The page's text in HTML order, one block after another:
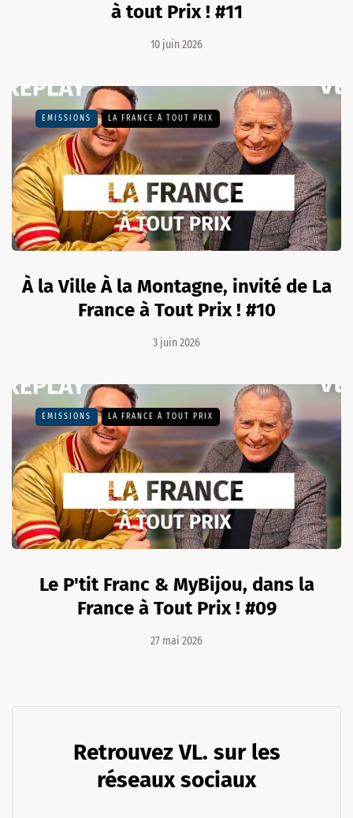
à tout Prix ! #11
10 juin 2026
EMISSIONS LA FRANCE À TOUT PRIX
À la Ville À la Montagne, invité de La
France à Tout Prix ! #10
3 juin 2026
EMISSIONS LA FRANCE À TOUT PRIX
Le P'tit Franc & MyBijou, dans la
France à Tout Prix ! #09
27 mai 2026
Retrouvez VL. sur les
réseaux sociaux